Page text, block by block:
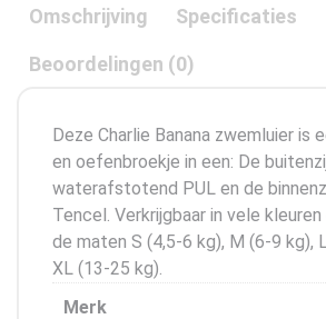
Omschrijving Specificaties
Beoordelingen (0)
Deze Charlie Banana zwemluier is
en oefenbroekje in een: De
waterafstotend PUL en de
Tencel. Verkrijgbaar in vele
de maten S (4,5-6 kg), M (6-9 kg),
XL (13-25 kg).
Merk